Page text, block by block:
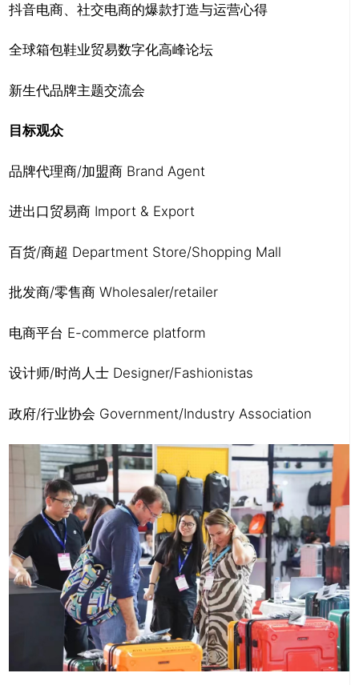
抖音电商、社交电商的爆款打造与运营心得
全球箱包鞋业贸易数字化高峰论坛
新生代品牌主题交流会
目标观众
品牌代理商/加盟商 Brand Agent
进出口贸易商 Import & Export
百货/商超 Department Store/Shopping Mall
批发商/零售商 Wholesaler/retailer
电商平台 E-commerce platform
设计师/时尚人士 Designer/Fashionistas
政府/行业协会 Government/Industry Association